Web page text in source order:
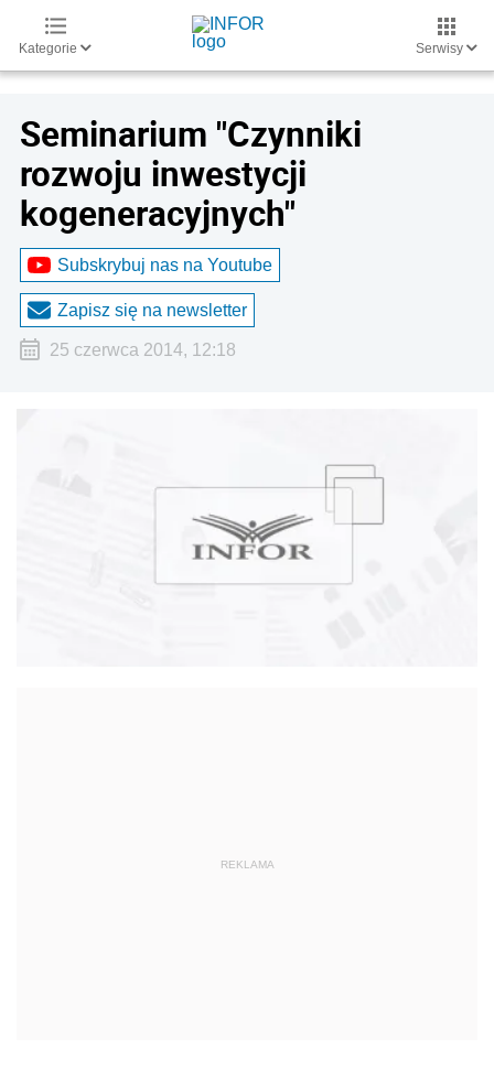
Kategorie Serwisy
Seminarium "Czynniki
rozwoju inwestycji
kogeneracyjnych"
Subskrybuj nas na Youtube
Zapisz się na newsletter
25 czerwca 2014, 12:18